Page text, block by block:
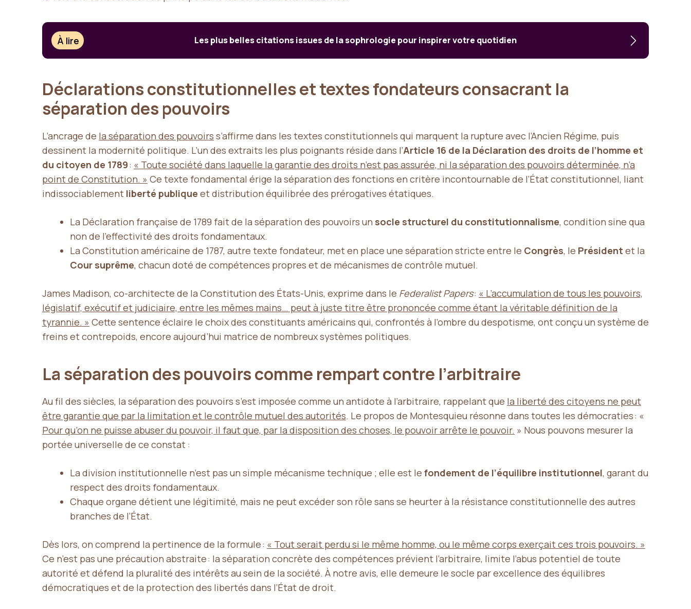
À lire Les plus belles citations issues de la sophrologie pour inspirer votre quotidien
Déclarations constitutionnelles et textes fondateurs consacrant la
séparation des pouvoirs
L’ancrage de la séparation des pouvoirs s’affirme dans les textes constitutionnels qui marquent la rupture avec l’Ancien Régime, puis
dessinent la modernité politique. L’un des extraits les plus poignants réside dans l’Article 16 de la Déclaration des droits de l’homme et
du citoyen de 1789: « Toute société dans laquelle la garantie des droits n’est pas assurée, ni la séparation des pouvoirs déterminée, n’a
point de Constitution. » Ce texte fondamental érige la séparation des fonctions en critère incontournable de l’État constitutionnel, liant
indissociablement liberté publique et distribution équilibrée des prérogatives étatiques.
La Déclaration française de 1789 fait de la séparation des pouvoirs un socle structurel du constitutionnalisme, condition sine qua
non de l’effectivité des droits fondamentaux.
La Constitution américaine de 1787, autre texte fondateur, met en place une séparation stricte entre le Congrès, le Président et la
Cour suprême, chacun doté de compétences propres et de mécanismes de contrôle mutuel.
James Madison, co-architecte de la Constitution des États-Unis, exprime dans le Federalist Papers: « L’accumulation de tous les pouvoirs,
législatif, exécutif et judiciaire, entre les mêmes mains… peut à juste titre être prononcée comme étant la véritable définition de la
tyrannie. » Cette sentence éclaire le choix des constituants américains qui, confrontés à l’ombre du despotisme, ont conçu un système de
freins et contrepoids, encore aujourd’hui matrice de nombreux systèmes politiques.
La séparation des pouvoirs comme rempart contre l’arbitraire
Au fil des siècles, la séparation des pouvoirs s’est imposée comme un antidote à l’arbitraire, rappelant que la liberté des citoyens ne peut
être garantie que par la limitation et le contrôle mutuel des autorités. Le propos de Montesquieu résonne dans toutes les démocraties : «
Pour qu’on ne puisse abuser du pouvoir, il faut que, par la disposition des choses, le pouvoir arrête le pouvoir. » Nous pouvons mesurer la
portée universelle de ce constat :
La division institutionnelle n’est pas un simple mécanisme technique ; elle est le fondement de l’équilibre institutionnel, garant du
respect des droits fondamentaux.
Chaque organe détient une légitimité, mais ne peut excéder son rôle sans se heurter à la résistance constitutionnelle des autres
branches de l’État.
Dès lors, on comprend la pertinence de la formule : « Tout serait perdu si le même homme, ou le même corps exerçait ces trois pouvoirs. »
Ce n’est pas une précaution abstraite : la séparation concrète des compétences prévient l’arbitraire, limite l’abus potentiel de toute
autorité et défend la pluralité des intérêts au sein de la société. À notre avis, elle demeure le socle par excellence des équilibres
démocratiques et de la protection des libertés dans l’État de droit.